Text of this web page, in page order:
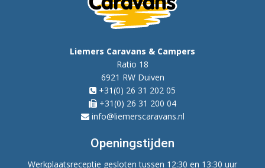
Liemers Caravans & Campers
Ratio 18
6921 RW Duiven
+31(0) 26 31 202 05
+31(0) 26 31 200 04
info@liemerscaravans.nl
Openingstijden
Werkplaatsreceptie gesloten tussen 12:30 en 13:30 uur